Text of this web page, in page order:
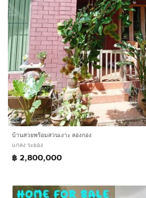
บ้านสวยพร้อมสวนเงาะ ลองกอง
แกลง ระยอง
฿ 2,800,000